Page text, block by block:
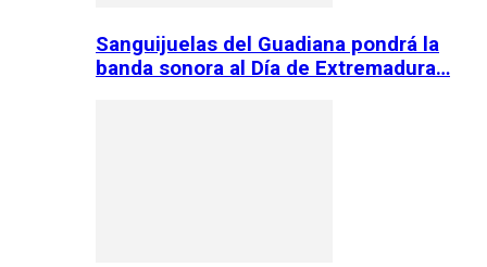
Sanguijuelas del Guadiana pondrá la
banda sonora al Día de Extremadura…